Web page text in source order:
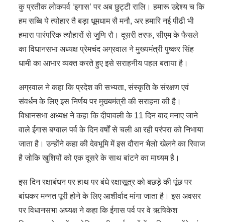
कु प्रतीक लोकपर्व ‘इगास’ पर अब छुट्टी रालि। हमारू उद्देश्य च कि
हम सब्बि ये त्योहार तै बड़ा धूमधाम सै मनौ, अर हमारि नई पीढी भी
हमारा पारंपरिक त्यौहारों से जुणि रौ। दूसरी तरफ, सीएम के फैसले
का विधानसभा अध्यक्ष प्रेमचंद अग्रवाल ने मुख्यमंत्री पुष्कर सिंह
धामी का आभार व्यक्त करते हुए इसे सराहनीय पहल बताया है।
अग्रवाल ने कहा कि प्रदेश की सभ्यता, संस्कृति के संरक्षण एवं
संवर्धन के लिए इस निर्णय पर मुख्यमंत्री की सराहना की है।
विधानसभा अध्यक्ष ने कहा कि दीपावली के 11 दिन बाद मनाए जाने
वाले ईगास बग्वाल पर्व के दिन वर्षों से चली आ रही परंपरा को निभाया
जाता है। उन्होंने कहा की देवभूमि में इस दौरान भैलो खेलने का रिवाज
है जोकि खुशियों को एक दूसरे के साथ बांटने का माध्यम है।
इस दिन रक्षाबंधन पर हाथ पर बंधे रक्षासूत्र को बछड़े की पूंछ पर
बांधकर मन्नत पूरी होने के लिए आशीर्वाद मांगा जाता है। इस अवसर
पर विधानसभा अध्यक्ष ने कहा कि ईगास पर्व पर वे ऋषिकेश